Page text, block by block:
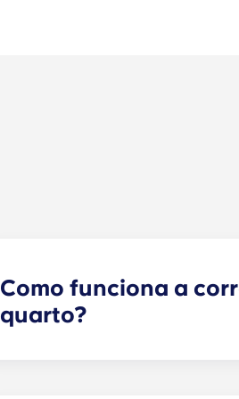
Como funciona a
quarto?